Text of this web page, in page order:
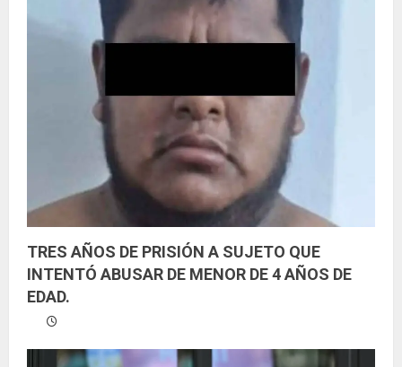
TRES AÑOS DE PRISIÓN A SUJETO QUE
INTENTÓ ABUSAR DE MENOR DE 4 AÑOS DE
EDAD.